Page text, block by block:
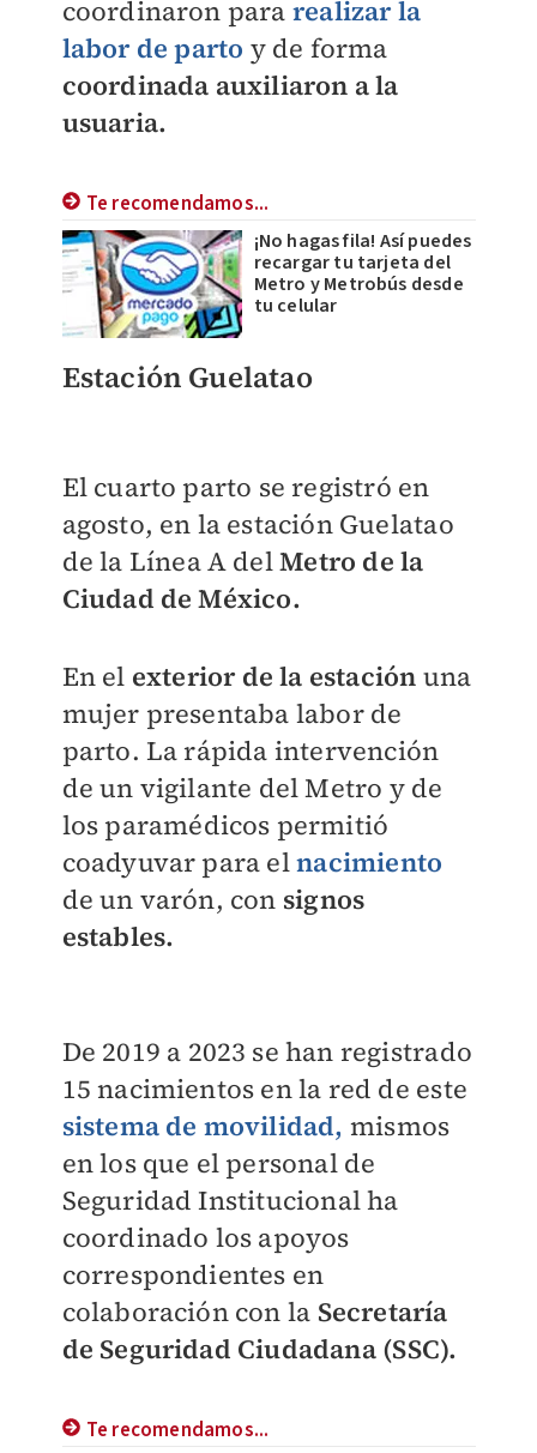
coordinaron para realizar la
labor de parto y de forma
coordinada auxiliaron a la
usuaria.
Te recomendamos...
¡No hagas fila! Así puedes
recargar tu tarjeta del
Metro y Metrobús desde
tu celular
Estación Guelatao
El cuarto parto se registró en
agosto, en la estación Guelatao
de la Línea A delMetro de la
Ciudad de México.
En el exterior de la estación una
mujer presentaba labor de
parto. La rápida intervención
de un vigilante del Metro y de
los paramédicos permitió
coadyuvar para elnacimiento
de un varón, con signos
estables.
De 2019 a 2023 se han registrado
15 nacimientos en la red de este
sistema de movilidad, mismos
en los que el personal de
Seguridad Institucional ha
coordinado los apoyos
correspondientes en
colaboración con la Secretaría
de Seguridad Ciudadana (SSC).
Te recomendamos...